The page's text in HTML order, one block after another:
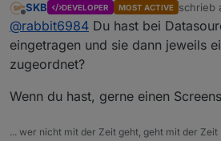
Aber ich hab jetzt z.b.
Produktion eingetragen
Hätte er dann bei
gewesen wären?
Offline
SKB DEVELOPER MOST ACTIVE schrieb
zuletzt
@rabbit6984 Du hast bei
eingetragen und sie dann jeweils
zugeordnet?
Wenn du hast, gerne einen
... wer nicht mit der Zeit geht, geht mit der Zeit